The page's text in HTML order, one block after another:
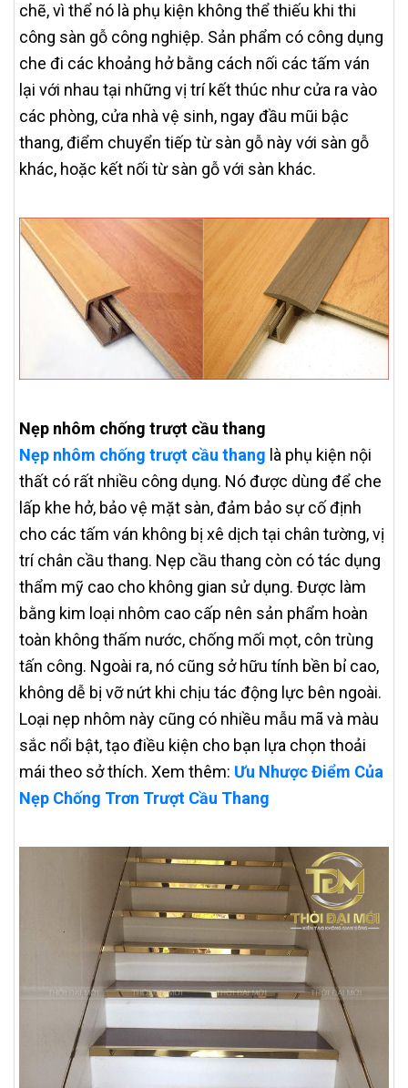
chẽ, vì thể nó là phụ kiện không thể thiếu khi thi
công sàn gỗ công nghiệp. Sản phẩm có công dụng
che đi các khoảng hở bằng cách nối các tấm ván
lại với nhau tại những vị trí kết thúc như cửa ra vào
các phòng, cửa nhà vệ sinh, ngay đầu mũi bậc
thang, điểm chuyển tiếp từ sàn gỗ này với sàn gỗ
khác, hoặc kết nối từ sàn gỗ với sàn khác.
Nẹp nhôm chống trượt cầu thang
Nẹp nhôm chống trượt cầu thang là phụ kiện nội
thất có rất nhiều công dụng. Nó được dùng để che
lấp khe hở, bảo vệ mặt sàn, đảm bảo sự cố định
cho các tấm ván không bị xê dịch tại chân tường, vị
trí chân cầu thang. Nẹp cầu thang còn có tác dụng
thẩm mỹ cao cho không gian sử dụng. Được làm
bằng kim loại nhôm cao cấp nên sản phẩm hoàn
toàn không thấm nước, chống mối mọt, côn trùng
tấn công. Ngoài ra, nó cũng sở hữu tính bền bỉ cao,
không dễ bị vỡ nứt khi chịu tác động lực bên ngoài.
Loại nẹp nhôm này cũng có nhiều mẫu mã và màu
sắc nổi bật, tạo điều kiện cho bạn lựa chọn thoải
mái theo sở thích. Xem thêm: Ưu Nhược Điểm Của
Nẹp Chống Trơn Trượt Cầu Thang